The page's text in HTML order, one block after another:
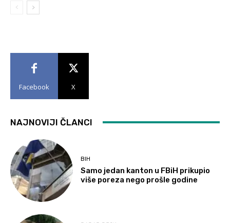
Facebook X
NAJNOVIJI ČLANCI
BIH
Samo jedan kanton u FBiH prikupio
više poreza nego prošle godine